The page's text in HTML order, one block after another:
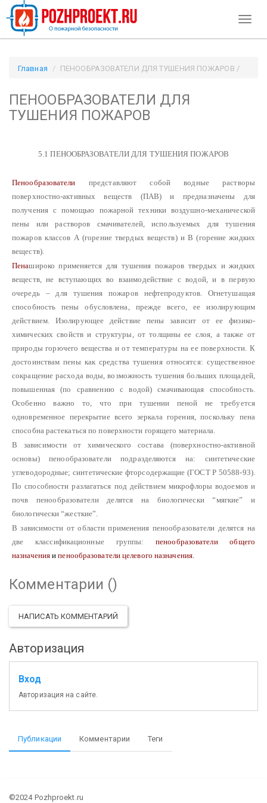
Главная
ПЕНООБРАЗОВАТЕЛИ ДЛЯ ТУШЕНИЯ ПОЖАРОВ /
ПЕНООБРАЗОВАТЕЛИ ДЛЯ
ТУШЕНИЯ ПОЖАРОВ
5.1 ПЕНООБРАЗОВАТЕЛИ ДЛЯ ТУШЕНИЯ ПОЖАРОВ
Пенообразователи представляют собой водные растворы
поверхностно-активных веществ (ПАВ) и предназначены для
получения с помощью пожарной техники воздушно-механической
пены или растворов смачивателей, используемых для тушения
пожаров классов А (горение твердых веществ) и В (горение жидких
веществ).
Пенашироко применяется для тушения пожаров твердых и жидких
веществ, не вступающих во взаимодействие с водой, и в первую
очередь – для тушения пожаров нефтепродуктов. Огнетушащая
способность пены обусловлена, прежде всего, ее изолирующим
действием. Изолирующее действие пены зависит от ее физико-
химических свойств и структуры, от толщины ее слоя, а также от
природы горючего вещества и от температуры на ее поверхности. К
достоинствам пены как средства тушения относятся: существенное
сокращение расхода воды, возможность тушения больших площадей,
повышенная (по сравнению с водой) смачивающая способность.
Особенно важно то, что при тушении пеной не требуется
одновременное перекрытие всего зеркала горения, поскольку пена
способна растекаться по поверхности горящего материала.
В зависимости от химического состава (поверхностно-активной
основы) пенообразователи подразделяются на: синтетические
углеводородные; синтетические фторсодержащие (ГОСТ Р 50588-93).
По способности разлагаться под действием микрофлоры водоемов и
почв пенообразователи делятся на биологически “мягкие” и
биологически “жесткие”.
В зависимости от области применения пенообразователи делятся на
две классификационные группы:пенообразователи общего
назначенияи пенообразователи целевого назначения.
Комментарии ()
НАПИСАТЬ КОММЕНТАРИЙ
Авторизация
Вход
Авторизация на сайте.
Публикации Комментарии Теги
©2024 Pozhproekt.ru